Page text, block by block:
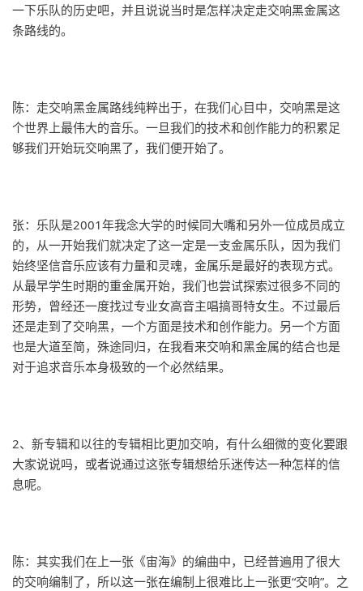
一下乐队的历史吧，并且说说当时是怎样决定走交响黑金属这
条路线的。
陈：走交响黑金属路线纯粹出于，在我们心目中，交响黑是这
个世界上最伟大的音乐。一旦我们的技术和创作能力的积累足
够我们开始玩交响黑了，我们便开始了。
张：乐队是2001年我念大学的时候同大嘴和另外一位成员成立
的，从一开始我们就决定了这一定是一支金属乐队，因为我们
始终坚信音乐应该有力量和灵魂，金属乐是最好的表现方式。
从最早学生时期的重金属开始，我们也尝试探索过很多不同的
形势，曾经还一度找过专业女高音主唱搞哥特女生。不过最后
还是走到了交响黑，一个方面是技术和创作能力。另一个方面
也是大道至简，殊途同归，在我看来交响和黑金属的结合也是
对于追求音乐本身极致的一个必然结果。
2、新专辑和以往的专辑相比更加交响，有什么细微的变化要跟
大家说说吗，或者说通过这张专辑想给乐迷传达一种怎样的信
息呢。
陈：其实我们在上一张《宙海》的编曲中，已经普遍用了很大
的交响编制了，所以这一张在编制上很难比上一张更“交响”。之